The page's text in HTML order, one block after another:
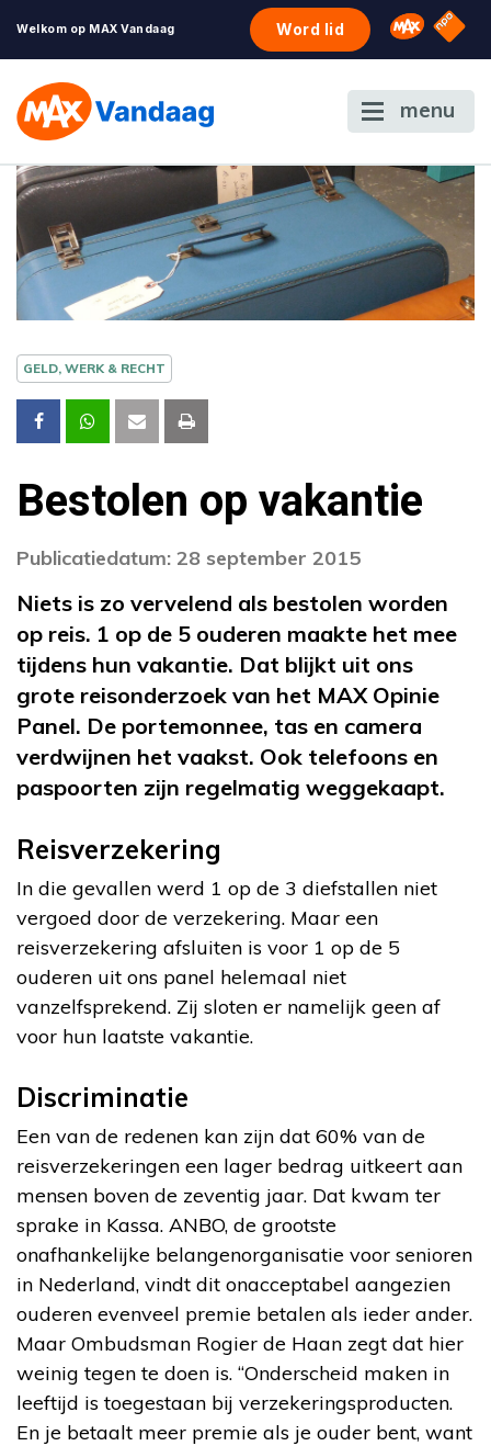
Welkom op MAX Vandaag Word lid Omroep
NPO
menu
GELD, WERK & RECHT
Bestolen op vakantie
Publicatiedatum: 28 september 2015
Niets is zo vervelend als bestolen worden
op reis. 1 op de 5 ouderen maakte het mee
tijdens hun vakantie. Dat blijkt uit ons
grote reisonderzoek van het MAX Opinie
Panel. De portemonnee, tas en camera
verdwijnen het vaakst. Ook telefoons en
paspoorten zijn regelmatig weggekaapt.
Reisverzekering
In die gevallen werd 1 op de 3 diefstallen niet
vergoed door de verzekering. Maar een
reisverzekering afsluiten is voor 1 op de 5
ouderen uit ons panel helemaal niet
vanzelfsprekend. Zij sloten er namelijk geen af
voor hun laatste vakantie.
Discriminatie
Een van de redenen kan zijn dat 60% van de
reisverzekeringen een lager bedrag uitkeert aan
mensen boven de zeventig jaar. Dat kwam ter
sprake in Kassa. ANBO, de grootste
onafhankelijke belangenorganisatie voor senioren
in Nederland, vindt dit onacceptabel aangezien
ouderen evenveel premie betalen als ieder ander.
Maar Ombudsman Rogier de Haan zegt dat hier
weinig tegen te doen is. “Onderscheid maken in
leeftijd is toegestaan bij verzekeringsproducten.
En je betaalt meer premie als je ouder bent, want